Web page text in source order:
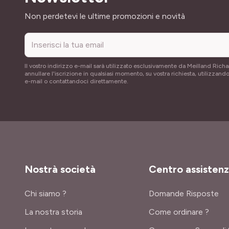
Indirizzo email
Non perdetevi le ultime promozioni e novità
Il vostro indirizzo e-mail sarà utilizzato esclusivamente da Meilland
annullare l'iscrizione in qualsiasi momento, su vostra richiesta,
e-mail o contattandoci direttamente.
Nostrà società
Chi siamo ?
La nostra storia
Centro
Domande Risposte
Come ordinare ?